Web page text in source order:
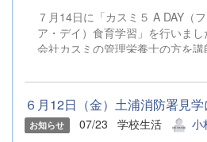
となりました。 遠いところから
だき、本当にありがとうございま
泉）
７月14日に「カスミ５ A DAY（フ
ア・デイ）食育学習」を行いま
会社カスミの管理栄養士の方を講
パーマーケットの裏側をクイズや
ていただきました。 ３色食品群に
ラストを交えながら学習しま
ぞなぞボックスで野菜・果物クイ
お知らせ 07/23 学校生活 小